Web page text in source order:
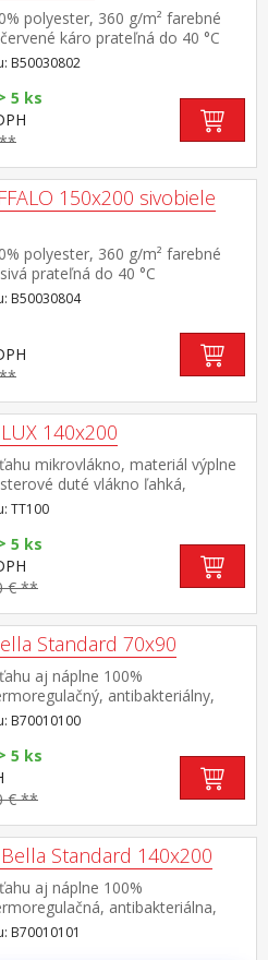
polyester, 360 g/m² farebné
káro prateľná do 40 °C
B50030802
5 ks
150x200 sivobiele
polyester, 360 g/m² farebné
prateľná do 40 °C
B50030804
140x200
mikrovlákno, materiál výplne
duté vlákno ľahká,
prateľná do 60 °C produkt
do pôvodného tvaru sa
po vybalení
TT100
5 ks
€ **
Standard 70x90
aj náplne 100%
antibakteriálny,
elegantne
do 60 °C
B70010100
5 ks
€ **
Standard 140x200
aj náplne 100%
antibakteriálna,
elegantne
do 60 °C
B70010101